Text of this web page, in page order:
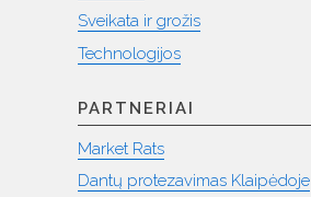
Sveikata ir grožis
Technologijos
PARTNERIAI
Market Rats
Dantų protezavimas Klaipėdoje